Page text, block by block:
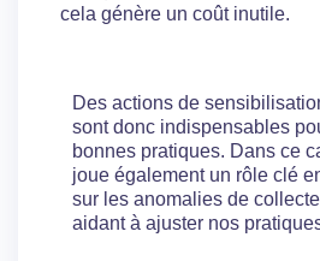
cela génère un coût inutile.
Des actions de
sont donc indispensables
bonnes pratiques. Dans ce
joue également un rôle clé
sur les anomalies de
aidant à ajuster nos